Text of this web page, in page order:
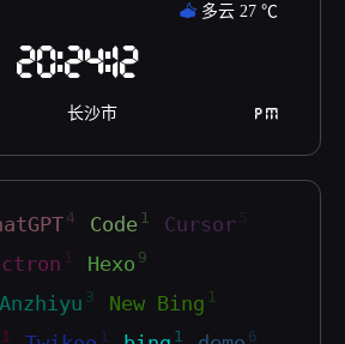
多云 27 ℃
20:24:12
长沙市 P M
4 Code 1 Cursor
1 Hexo 9
3 New Bing 1
1 1 1 6